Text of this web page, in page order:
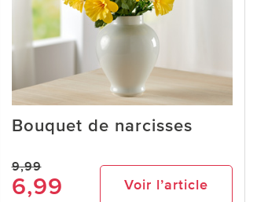
Bouquet de narcisses
9,99
6,99 Voir l’article